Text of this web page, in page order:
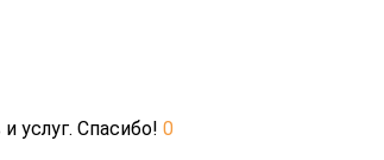
услуг. Спасибо! 0